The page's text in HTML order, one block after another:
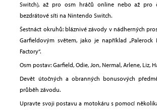
Switch), až pro osm hráčů online nebo až pro
bezdrátové síti na Nintendo Switch.
Šestnáct okruhů: bláznivé závody v nádherných
Garfieldovým světem, jako je například „Palerock
Factory“.
Osm postav: Garfield, Odie, Jon, Nermal, Arlene, Liz,
Devět útočných a obranných bonusových
průběh závodu.
Upravte svoji postavu a motokáru s pomocí